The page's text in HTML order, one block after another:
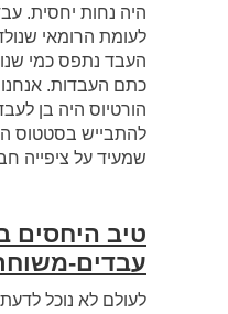
כתם העבדות.
הורטיוס היה בן
להתבייש בסטטוס
שמעיד על ציפייה
טיב היחסים
עבדים-
לעולם לא נוכל